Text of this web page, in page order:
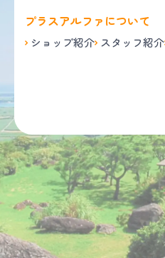
プラスアルファについて
ショップ紹介 スタッフ紹介